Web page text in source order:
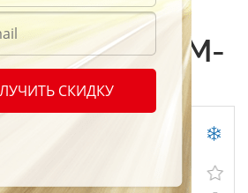
Blizzak DM-
110T
СКИДКУ